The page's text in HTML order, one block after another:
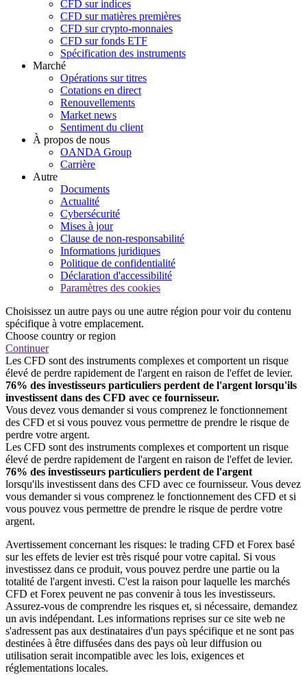
CFD sur indices
CFD sur matières premières
CFD sur crypto-monnaies
CFD sur fonds ETF
Spécification des instruments
Marché
Opérations sur titres
Cotations en direct
Renouvellements
Market news
Sentiment du client
À propos de nous
OANDA Group
Carrière
Autre
Documents
Actualité
Cybersécurité
Mises à jour
Clause de non-responsabilité
Informations juridiques
Politique de confidentialité
Déclaration d'accessibilité
Paramètres des cookies
Choisissez un autre pays ou une autre région pour voir du contenu
spécifique à votre emplacement.
Choose country or region
Continuer
Les CFD sont des instruments complexes et comportent un risque
élevé de perdre rapidement de l'argent en raison de l'effet de levier.
76% des investisseurs particuliers perdent de l'argent lorsqu'ils
investissent dans des CFD avec ce fournisseur.
Vous devez vous demander si vous comprenez le fonctionnement
des CFD et si vous pouvez vous permettre de prendre le risque de
perdre votre argent.
Les CFD sont des instruments complexes et comportent un risque
élevé de perdre rapidement de l'argent en raison de l'effet de levier.
76% des investisseurs particuliers perdent de l'argent
lorsqu'ils investissent dans des CFD avec ce fournisseur. Vous devez
vous demander si vous comprenez le fonctionnement des CFD et si
vous pouvez vous permettre de prendre le risque de perdre votre
argent.
Avertissement concernant les risques: le trading CFD et Forex basé
sur les effets de levier est très risqué pour votre capital. Si vous
investissez dans ce produit, vous pouvez perdre une partie ou la
totalité de l'argent investi. C'est la raison pour laquelle les marchés
CFD et Forex peuvent ne pas convenir à tous les investisseurs.
Assurez-vous de comprendre les risques et, si nécessaire, demandez
un avis indépendant. Les informations reprises sur ce site web ne
s'adressent pas aux destinataires d'un pays spécifique et ne sont pas
destinées à être diffusées dans des pays où leur diffusion ou
utilisation serait incompatible avec les lois, exigences et
réglementations locales.